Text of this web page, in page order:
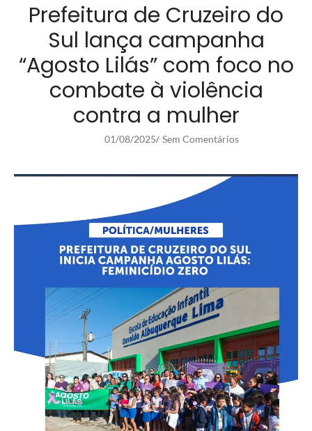
Prefeitura de Cruzeiro do
Sul lança campanha
“Agosto Lilás” com foco no
combate à violência
contra a mulher
01/08/2025/ Sem Comentários